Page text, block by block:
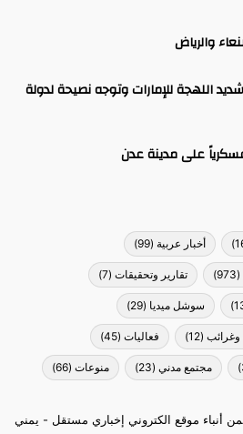
والرياض
اللهجة للإمارات وتوجه نصيحة لدولة
على مدينة عدن
أخبار عربية (99)
(973) تقارير وتحقيقات (7)
سوشل ميديا (29)
(12) فعاليات (45)
مجتمع مدني (23) منوعات (66)
أنباء موقع الكتروني إخباري مستقل - يمني